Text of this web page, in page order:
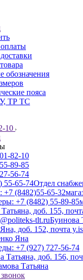
обозначения
пояса
ТР ТС
10
82-10
89-85
56-74
55-65-74Отдел
+7 (8482)55-65-32
+7 (8482) 55-89-85
доб. 155,
tlt.ruБуинова
доб. 152, почта
Яна
+7 (927) 727-56-74
Татьяна, доб. 156,
Татьяна
звонок